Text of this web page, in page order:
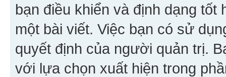
bạn điều khiển và định dạng
một bài viết. Việc bạn có sử
quyết định của người quản trị.
với lựa chọn xuất hiện trong